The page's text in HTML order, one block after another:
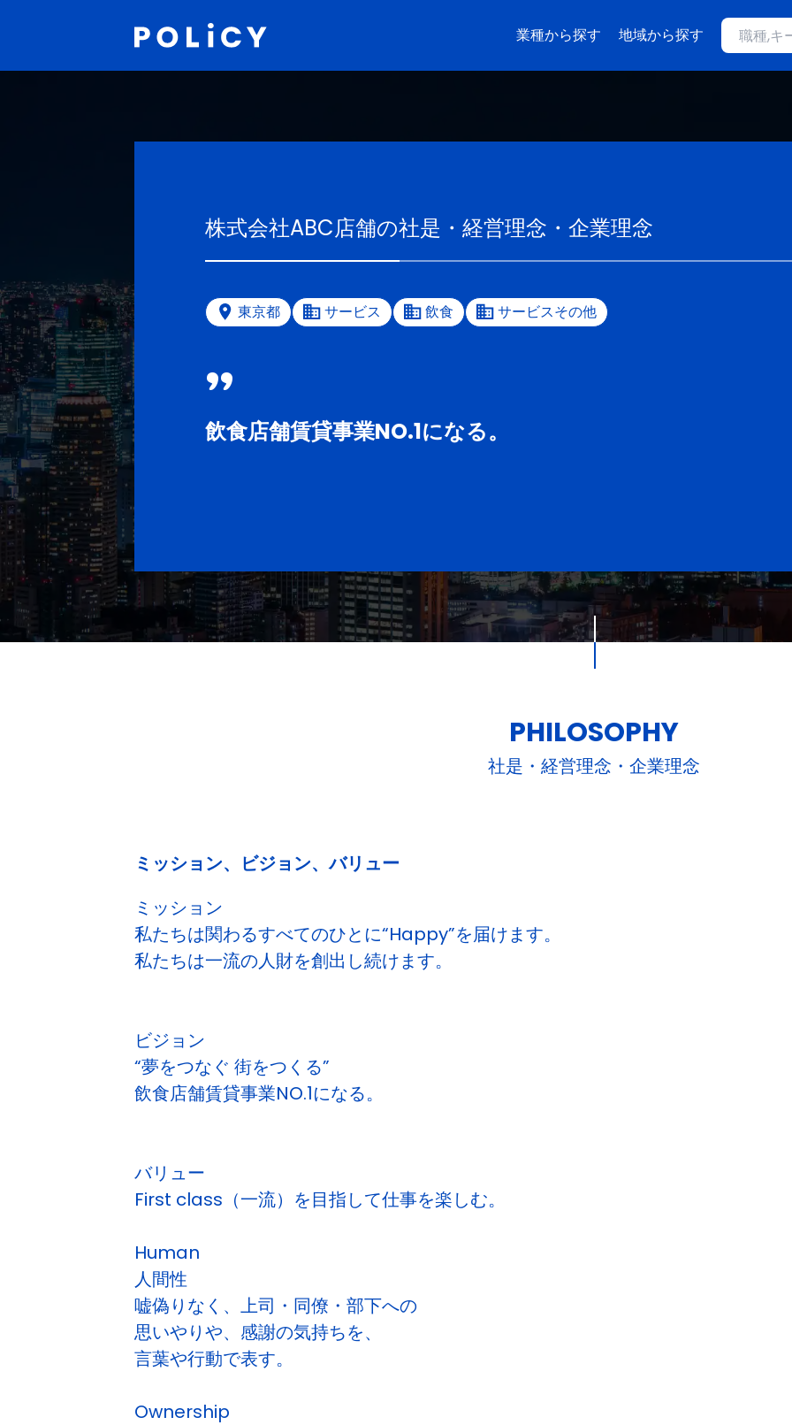
業種から探す 地域から探す
株式会社ABC店舗の社是・経営理念・企業理念
東京都 サービス 飲食 サービスその他
飲食店舗賃貸事業NO.1になる。
PHILOSOPHY
社是・経営理念・企業理念
ミッション、ビジョン、バリュー
ミッション
私たちは関わるすべてのひとに“Happy”を届けます。
私たちは一流の人財を創出し続けます。
ビジョン
“夢をつなぐ 街をつくる”
飲食店舗賃貸事業NO.1になる。
バリュー
First class（一流）を目指して仕事を楽しむ。
Human
人間性
嘘偽りなく、上司・同僚・部下への
思いやりや、感謝の気持ちを、
言葉や行動で表す。
Ownership